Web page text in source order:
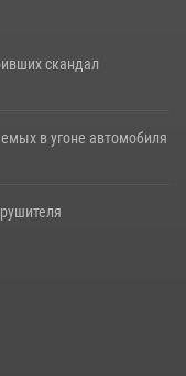
скандал
в угоне автомобиля